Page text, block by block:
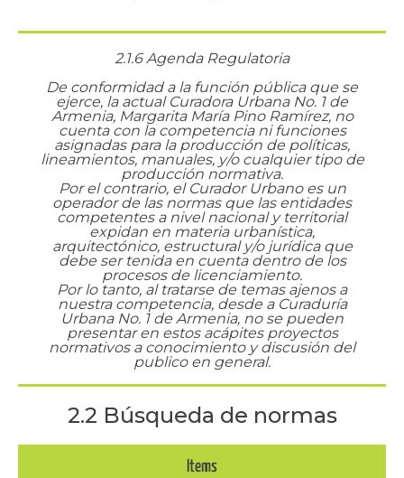
2.1.6 Agenda Regulatoria
De conformidad a la función pública que se
ejerce, la actual Curadora Urbana No. 1 de
Armenia, Margarita María Pino Ramírez, no
cuenta con la competencia ni funciones
asignadas para la producción de políticas,
lineamientos, manuales, y/o cualquier tipo de
producción normativa.
Por el contrario, el Curador Urbano es un
operador de las normas que las entidades
competentes a nivel nacional y territorial
expidan en materia urbanística,
arquitectónico, estructural y/o jurídica que
debe ser tenida en cuenta dentro de los
procesos de licenciamiento.
Por lo tanto, al tratarse de temas ajenos a
nuestra competencia, desde a Curaduría
Urbana No. 1 de Armenia, no se pueden
presentar en estos acápites proyectos
normativos a conocimiento y discusión del
publico en general.
2.2 Búsqueda de normas
Items